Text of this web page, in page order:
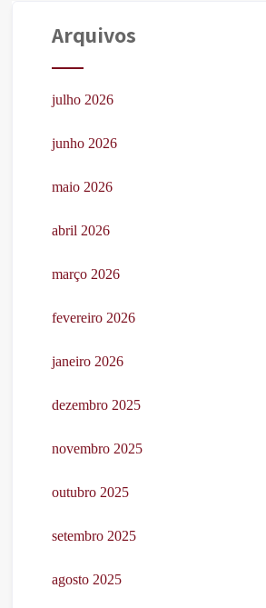
Arquivos
julho 2026
junho 2026
maio 2026
abril 2026
março 2026
fevereiro 2026
janeiro 2026
dezembro 2025
novembro 2025
outubro 2025
setembro 2025
agosto 2025